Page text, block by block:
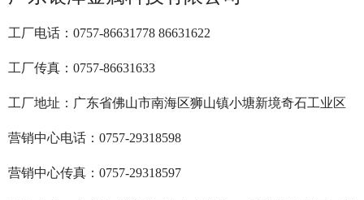
工厂电话：0757-86631778 86631622
工厂传真：0757-86631633
工厂地址：广东省佛山市南海区狮山镇小塘新境奇石工业区
营销中心电话：0757-29318598
营销中心传真：0757-29318597